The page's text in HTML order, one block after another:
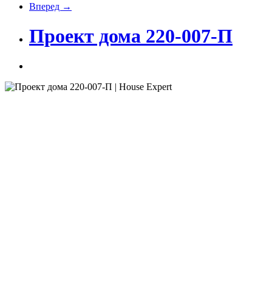
Вперед →
Проект дома 220-007-П